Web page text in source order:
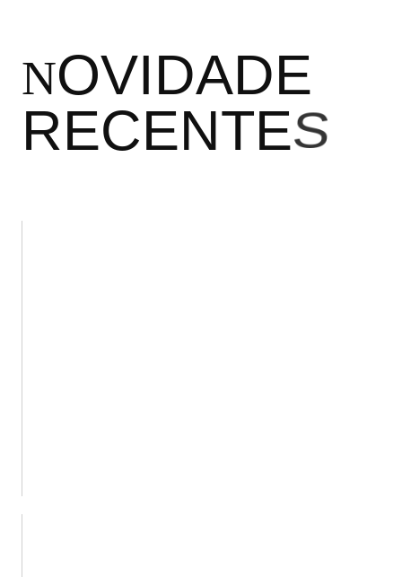
NOVIDADE
RECENTES